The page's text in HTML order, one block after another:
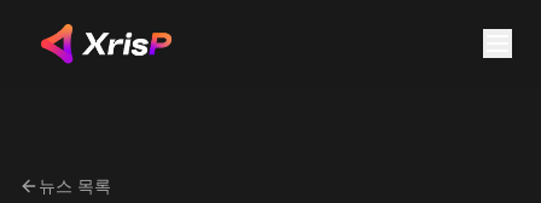
뉴스 목록